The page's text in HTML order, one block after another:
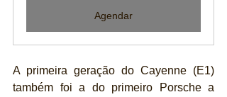
Agendar
A primeira geração do Cayenne (E1)
também foi a do primeiro Porsche a